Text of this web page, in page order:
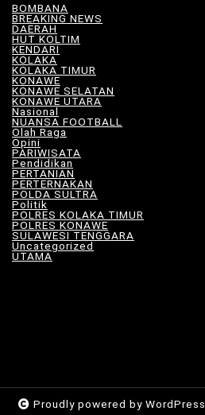
BOMBANA
BREAKING NEWS
DAERAH
HUT KOLTIM
KENDARI
KOLAKA
KOLAKA TIMUR
KONAWE
KONAWE SELATAN
KONAWE UTARA
Nasional
NUANSA FOOTBALL
Olah Raga
Opini (5)
PARIWISATA
Pendidikan
PERTANIAN
PERTERNAKAN
POLDA SULTRA
Politik
POLRES KOLAKA TIMUR
POLRES KONAWE
SULAWESI TENGGARA
Uncategorized
UTAMA(180)
Proudly powered by WordPress